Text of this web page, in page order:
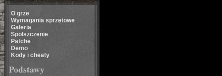
O grze
Wymagania sprzętowe
Galeria
Spolszczenie
Patche
Demo
Kody i cheaty
Podstawy